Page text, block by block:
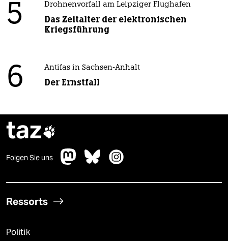
5 Drohnenvorfall am Leipziger Flughafen
Das Zeitalter der elektronischen
Kriegsführung
6 Antifas in Sachsen-Anhalt
Der Ernstfall
taz
Folgen Sie uns
Ressorts
Politik